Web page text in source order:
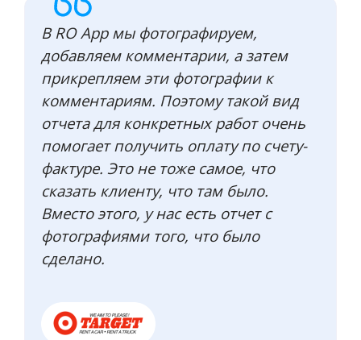
В RO App мы фотографируем,
добавляем комментарии, а затем
прикрепляем эти фотографии к
комментариям. Поэтому такой вид
отчета для конкретных работ очень
помогает получить оплату по счету-
фактуре. Это не тоже самое, что
сказать клиенту, что там было.
Вместо этого, у нас есть отчет с
фотографиями того, что было
сделано.